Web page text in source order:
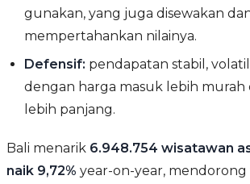
gunakan, yang juga disewakan
mempertahankan nilainya.
Defensif: pendapatan stabil,
dengan harga masuk lebih murah
lebih panjang.
Bali menarik 6.948.754 wisatawan
naik 9,72% year-on-year,